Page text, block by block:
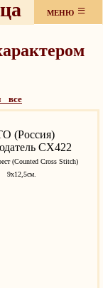
МЕНЮ ≡
все
(Россия)
СХ422
(Counted Cross Stitch)
9х12,5см.